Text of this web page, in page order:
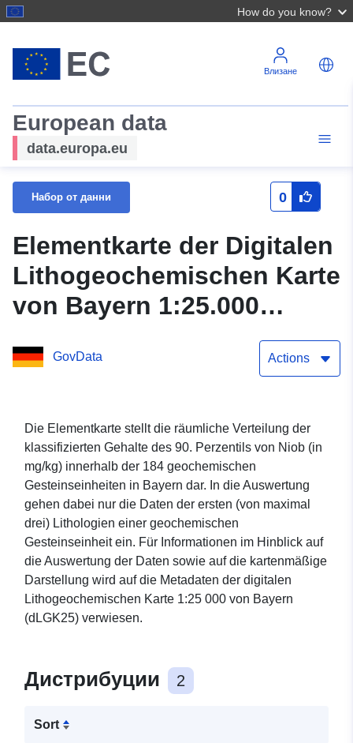
How do you know?
Влизане
European data
data.europa.eu
Набор от данни 0
Elementkarte der Digitalen
Lithogeochemischen Karte
von Bayern 1:25.000
(dLGK25) - Niob (P90)
GovData Actions
Die Elementkarte stellt die räumliche Verteilung der
klassifizierten Gehalte des 90. Perzentils von Niob (in
mg/kg) innerhalb der 184 geochemischen
Gesteinseinheiten in Bayern dar. In die Auswertung
gehen dabei nur die Daten der ersten (von maximal
drei) Lithologien einer geochemischen
Gesteinseinheit ein. Für Informationen im Hinblick auf
die Auswertung der Daten sowie auf die kartenmäßige
Darstellung wird auf die Metadaten der digitalen
Lithogeochemischen Karte 1:25 000 von Bayern
(dLGK25) verwiesen.
Дистрибуции 2
Sort